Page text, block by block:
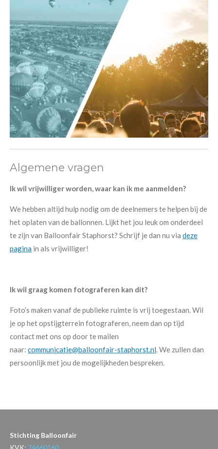
Algemene vragen
Ik wil vrijwilliger worden, waar kan ik me aanmelden?
We hebben altijd hulp nodig om de deelnemers te helpen bij de
het oplaten van de ballonnen. Lijkt het jou leuk om onderdeel
te zijn van Balloonfair Staphorst? Schrijf je dan nu via deze
pagina in als vrijwilliger!
Ik wil graag komen fotograferen kan dit?
Foto’s maken vanaf de publieke ruimte is vrij toegestaan. Wil
je op het opstijgterrein fotograferen, neem dan op tijd
contact met ons op door te mailen
naar: communicatie@balloonfair-staphorst.nl. We zullen dan
persoonlijk met jou de mogelijkheden bespreken.
Stichting Balloonfair